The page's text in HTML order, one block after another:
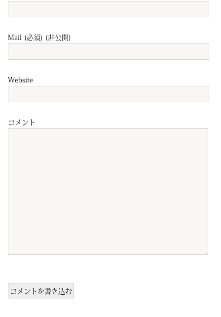
Mail (必須) (非公開)
Website
コメント